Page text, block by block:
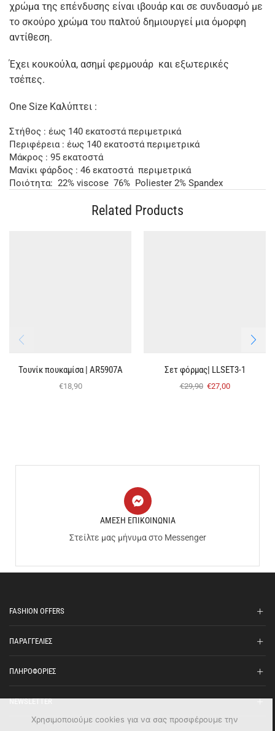
χρώμα της επένδυσης είναι ιβουάρ και σε συνδυασμό με
το σκούρο χρώμα του παλτού δημιουργεί μια όμορφη
αντίθεση.
Έχει κουκούλα, ασημί φερμουάρ και εξωτερικές
τσέπες.
One Size Καλύπτει :
Στήθος : έως 140 εκατοστά περιμετρικά
Περιφέρεια : έως 140 εκατοστά περιμετρικά
Μάκρος : 95 εκατοστά
Μανίκι φάρδος : 46 εκατοστά περιμετρικά
Ποιότητα: 22% viscose 76% Poliester 2% Spandex
Related Products
Τουνίκ πουκαμίσα | ΑR5907Α
€18,90
Σετ φόρμας| LLSET3-1
€29,90 €27,00
ΑΜΕΣΗ ΕΠΙΚΟΙΝΩΝΙΑ
Στείλτε μας μήνυμα στο Messenger
FASHION OFFERS
ΠΑΡΑΓΓΕΛΙΕΣ
ΠΛΗΡΟΦΟΡΙΕΣ
NEWSLETTER
Χρησιμοποιούμε cookies για να σας προσφέρουμε την